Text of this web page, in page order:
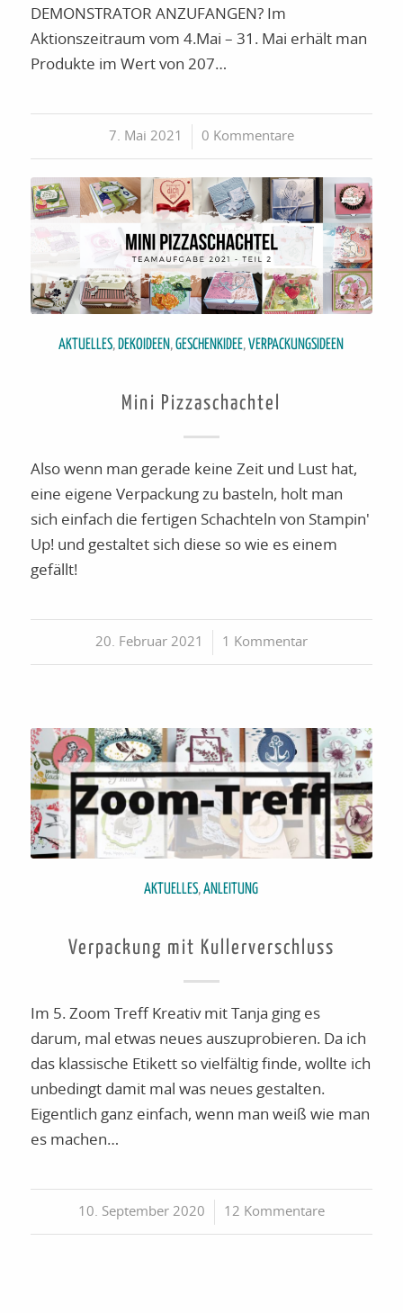
DEMONSTRATOR ANZUFANGEN? Im
Aktionszeitraum vom 4.Mai – 31. Mai erhält man
Produkte im Wert von 207…
7. Mai 2021
/ 0 Kommentare
AKTUELLES, DEKOIDEEN,GESCHENKIDEE,VERPACKUNGSIDEEN
Mini Pizzaschachtel
Also wenn man gerade keine Zeit und Lust hat,
eine eigene Verpackung zu basteln, holt man
sich einfach die fertigen Schachteln von Stampin'
Up! und gestaltet sich diese so wie es einem
gefällt!
20. Februar 2021
/ 1 Kommentar
AKTUELLES,ANLEITUNG
Verpackung mit Kullerverschluss
Im 5. Zoom Treff Kreativ mit Tanja ging es
darum, mal etwas neues auszuprobieren. Da ich
das klassische Etikett so vielfältig finde, wollte ich
unbedingt damit mal was neues gestalten.
Eigentlich ganz einfach, wenn man weiß wie man
es machen…
10. September 2020
/ 12 Kommentare